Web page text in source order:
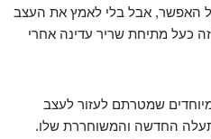
האפשר, אבל בלי לאמץ את העצב
כעל מתיחת שריר עדינה אחרי
שמטרתם לעזור לעצב
החדשה והמשוחררת שלו.